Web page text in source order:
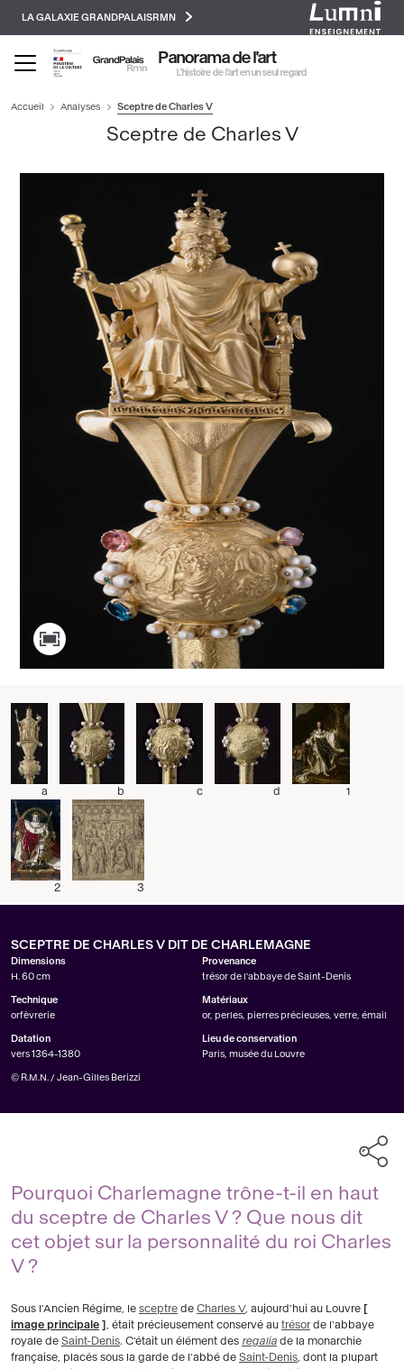
principal
LA GALAXIE GRANDPALAISRMN
Panorama de l'art
L’histoire de l’art en un seul regard
Accueil Analyses Sceptre de Charles V
Sceptre de Charles V
a b c d 1
2 3
SCEPTRE DE CHARLES V DIT DE CHARLEMAGNE
Dimensions
H. 60 cm
Provenance
trésor de l'abbaye de Saint-Denis
Technique
orfèvrerie
Matériaux
or, perles, pierres précieuses, verre, émail
Datation
vers 1364-1380
Lieu de conservation
Paris, musée du Louvre
© R.M.N. / Jean-Gilles Berizzi
Pourquoi Charlemagne trône-t-il en haut
du sceptre de Charles V ? Que nous dit
cet objet sur la personnalité du roi Charles
V ?
Sous l'Ancien Régime, le sceptre de Charles V, aujourd'hui au Louvre [
image principale ] , était précieusement conservé au trésorde l'abbaye
royale de Saint-Denis. C'était un élément des regalia de la monarchie
française, placés sous la garde de l'abbé de Saint-Denis , dont la plupart